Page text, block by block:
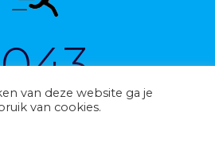
km
van deze website ga je
van cookies.